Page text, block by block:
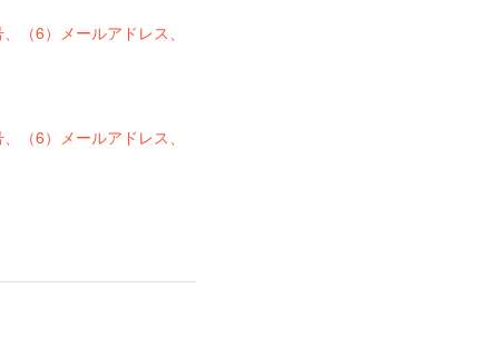
（6）メールアドレス、
（6）メールアドレス、